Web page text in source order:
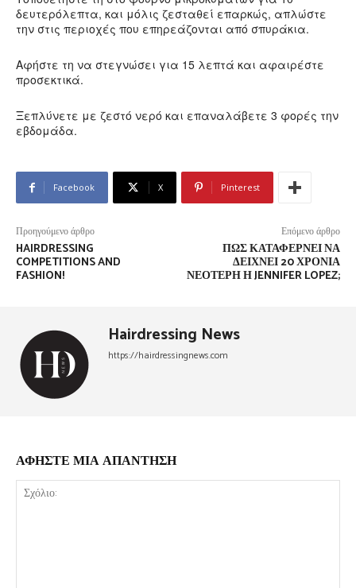
δευτερόλεπτα, και μόλις ζεσταθεί επαρκώς, απλώστε
την στις περιοχές που επηρεάζονται από σπυράκια.
Αφήστε τη να στεγνώσει για 15 λεπτά και αφαιρέστε
προσεκτικά.
Ξεπλύνετε με ζεστό νερό και επαναλάβετε 3 φορές την
εβδομάδα.
Facebook X Pinterest
Προηγούμενο άρθρο
HAIRDRESSING
COMPETITIONS AND
FASHION!
Επόμενο άρθρο
ΠΏΣ ΚΑΤΑΦΈΡΝΕΙ ΝΑ
ΔΕΊΧΝΕΙ 20 ΧΡΌΝΙΑ
ΝΕΌΤΕΡΗ Η JENNIFER LOPEZ;
Hairdressing News
https://hairdressingnews.com
ΑΦΗΣΤΕ ΜΙΑ ΑΠΑΝΤΗΣΗ